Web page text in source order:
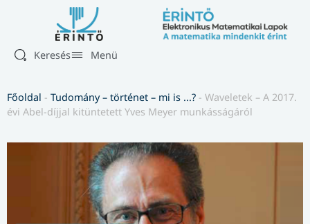
Keresés Menü
Főoldal - Tudomány – történet – mi is ...? - Waveletek – A 2017.
évi Abel-díjjal kitüntetett Yves Meyer munkásságáról